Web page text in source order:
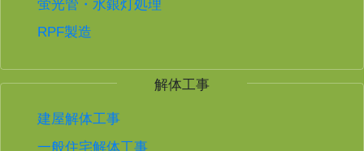
蛍光管・水銀灯処理
RPF製造
解体工事
建屋解体工事
一般住宅解体工事